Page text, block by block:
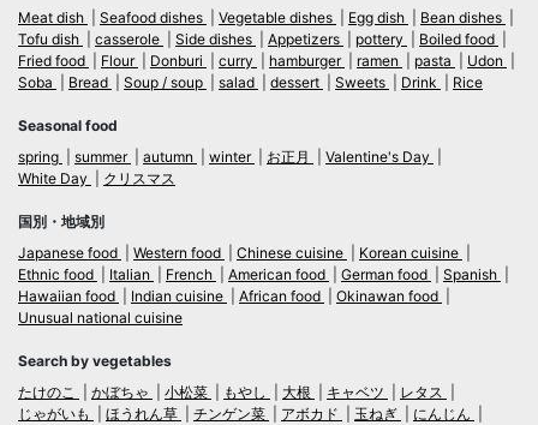
Meat dish
Seafood dishes Vegetable dishes Egg dish
Bean dishes
Tofu dish
casserole Side dishes Appetizers pottery
Boiled food
Fried food
Flour Donburi curry hamburger ramen pasta
Udon
Soba
Bread Soup / soup salad dessert Sweets Drink Rice
Seasonal food
spring
summer autumn winter お正月
Valentine's Day
White Day
クリスマス
国別・地域別
Japanese food
Western food Chinese cuisine
Korean cuisine
Ethnic food
Italian French American food German food
Spanish
Hawaiian food
Indian cuisine African food
Okinawan food
Unusual national cuisine
Search by vegetables
たけのこ
かぼちゃ 小松菜 もやし 大根 キャベツ
レタス
じゃがいも
ほうれん草 チンゲン菜 アボカド 玉ねぎ
にんじん